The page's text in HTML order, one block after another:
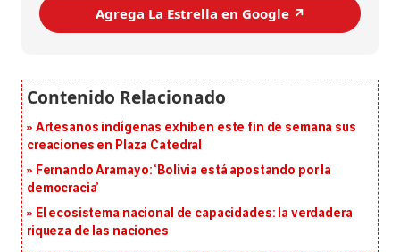
Agrega La Estrella en Google ↗️
Artesanos indígenas exhiben este fin de semana sus
creaciones en Plaza Catedral
Fernando Aramayo: ‘Bolivia está apostando por la
democracia’
El ecosistema nacional de capacidades: la verdadera
riqueza de las naciones